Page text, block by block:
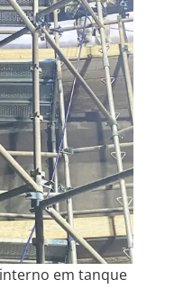
em tanque